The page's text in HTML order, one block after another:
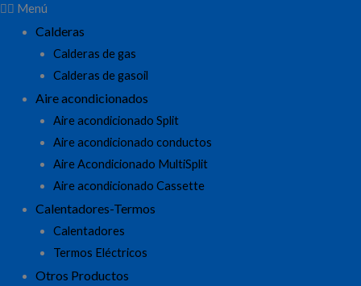
Menú
Calderas
Calderas de gas
Calderas de gasoil
Aire acondicionados
Aire acondicionado Split
Aire acondicionado conductos
Aire Acondicionado MultiSplit
Aire acondicionado Cassette
Calentadores-Termos
Calentadores
Termos Eléctricos
Otros Productos